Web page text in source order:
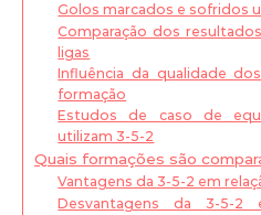
Golos marcados e sofridos
Comparação dos
ligas
Influência da qualidade
formação
Estudos de caso de
utilizam 3-5-2
Quais formações são
Vantagens da 3-5-2 em
Desvantagens da 3-5-2